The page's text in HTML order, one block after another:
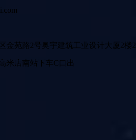
金苑路2号奥宇建筑工业设计大厦2楼
米店南站下车C口出